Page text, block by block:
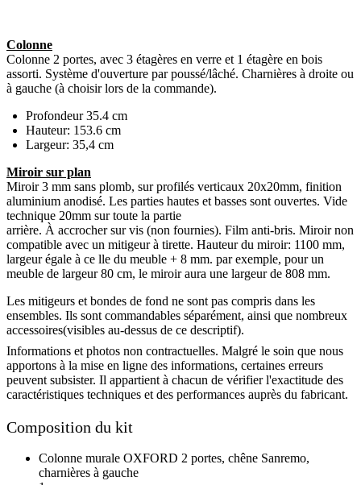
Colonne
Colonne 2 portes, avec 3 étagères en verre et 1 étagère en bois
assorti. Système d'ouverture par poussé/lâché. Charnières à droite ou
à gauche (à choisir lors de la commande).
Profondeur 35.4 cm
Hauteur: 153.6 cm
Largeur: 35,4 cm
Miroir sur plan
Miroir 3 mm sans plomb, sur profilés verticaux 20x20mm, finition
aluminium anodisé. Les parties hautes et basses sont ouvertes. Vide
technique 20mm sur toute la partie
arrière. À accrocher sur vis (non fournies). Film anti-bris. Miroir non
compatible avec un mitigeur à tirette. Hauteur du miroir: 1100 mm,
largeur égale à ce lle du meuble + 8 mm. par exemple, pour un
meuble de largeur 80 cm, le miroir aura une largeur de 808 mm.
Les mitigeurs et bondes de fond ne sont pas compris dans les
ensembles. Ils sont commandables séparément, ainsi que nombreux
accessoires(visibles au-dessus de ce descriptif).
Informations et photos non contractuelles. Malgré le soin que nous
apportons à la mise en ligne des informations, certaines erreurs
peuvent subsister. Il appartient à chacun de vérifier l'exactitude des
caractéristiques techniques et des performances auprès du fabricant.
Composition du kit
Colonne murale OXFORD 2 portes, chêne Sanremo,
charnières à gauche